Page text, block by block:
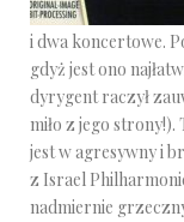
i dwa koncertowe.
gdyż jest ono
dyrygent raczył
miło z jego
jest w agresywny i
z Israel
nadmiernie